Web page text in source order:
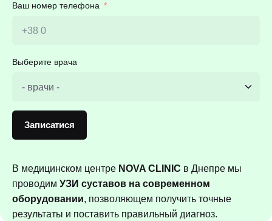
Ваш номер телефона
Выберите врача
Записатися
В медицинском центре NOVA CLINIC в Днепре мы
проводим УЗИ суставов на современном
оборудовании, позволяющем получить точные
результаты и поставить правильный диагноз.